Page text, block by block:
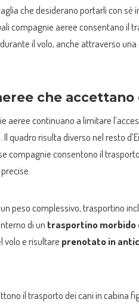
che desiderano portarli con sé
compagnie aeree consentano il
il volo, anche attraverso
che accettano
aeree continuano a limitare
quadro risulta diverso nel resto
compagnie consentono il
peso complessivo, trasportino
di un trasportino morbido
volo e risultare prenotato in
il trasporto dei cani in cabina